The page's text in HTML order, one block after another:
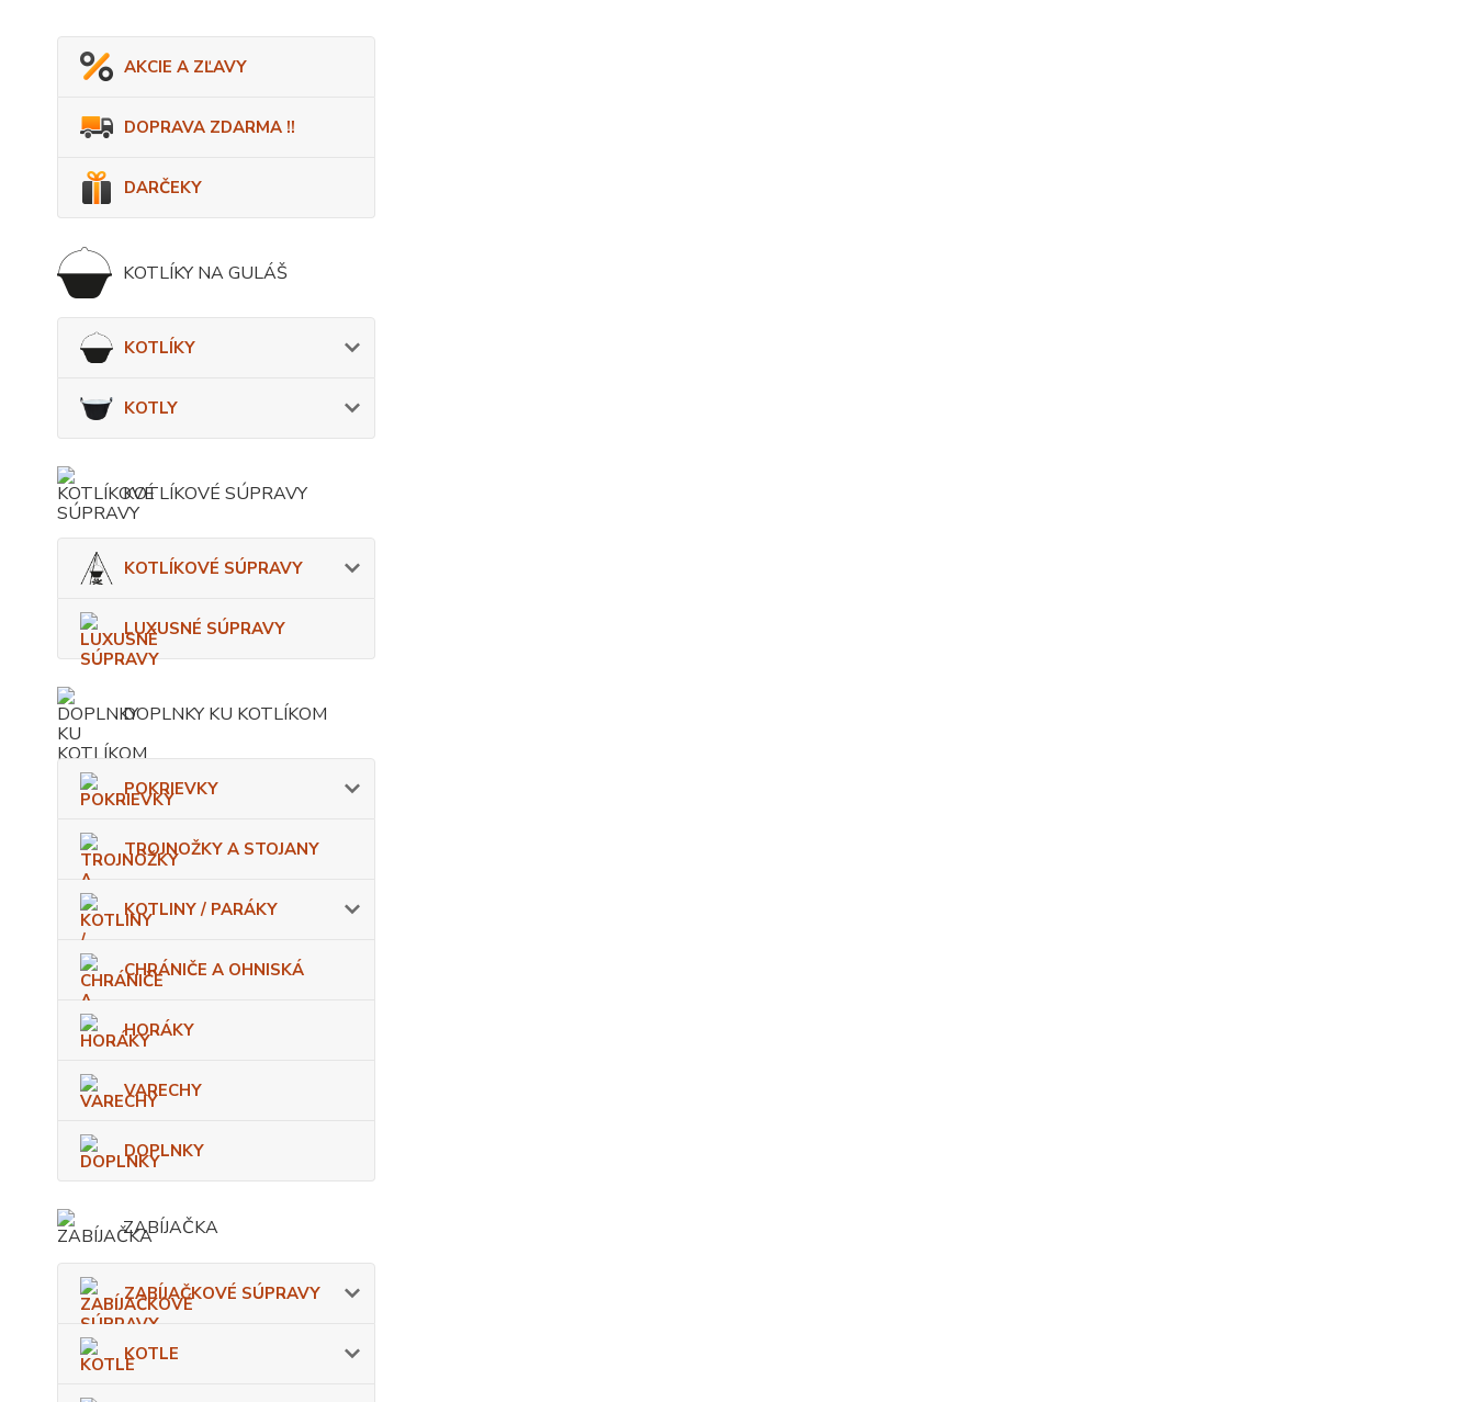
AKCIE A ZĽAVY
DOPRAVA ZDARMA !!
DARČEKY
KOTLÍKY NA GULÁŠ
KOTLÍKY
KOTLY
KOTLÍKOVÉ SÚPRAVY
KOTLÍKOVÉ SÚPRAVY
LUXUSNÉ SÚPRAVY
DOPLNKY KU KOTLÍKOM
POKRIEVKY
TROJNOŽKY A STOJANY
KOTLINY / PARÁKY
CHRÁNIČE A OHNISKÁ
HORÁKY
VARECHY
DOPLNKY
ZABÍJAČKA
ZABÍJAČKOVÉ SÚPRAVY
KOTLE